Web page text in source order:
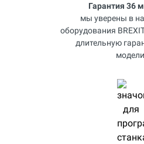
Гарантия 36
мы уверены в
оборудования
длительную